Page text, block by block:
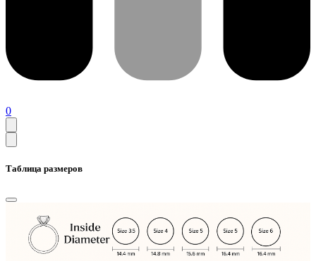
0
Таблица размеров